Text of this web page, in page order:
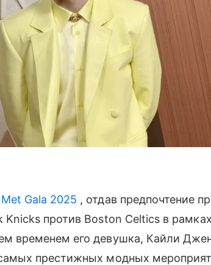
Met Gala 2025 , отдав предпочтение
Knicks против Boston Celtics в
временем его девушка, Кайли
престижных модных